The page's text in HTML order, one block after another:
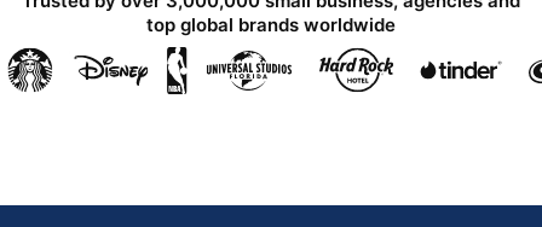
top global brands worldwide